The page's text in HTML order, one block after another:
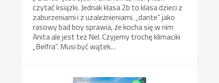
czytać ksiązki. Jednak klasa 2b to klasa dzieci z
zaburzeniami i z uzależnieniami. „dante” jako
rasowy bad boy sprawia, że kocha się w nim
Anita ale jest też Nel. Czyjemy trochę klimaciki
„Belfra”. Musi być wątek…